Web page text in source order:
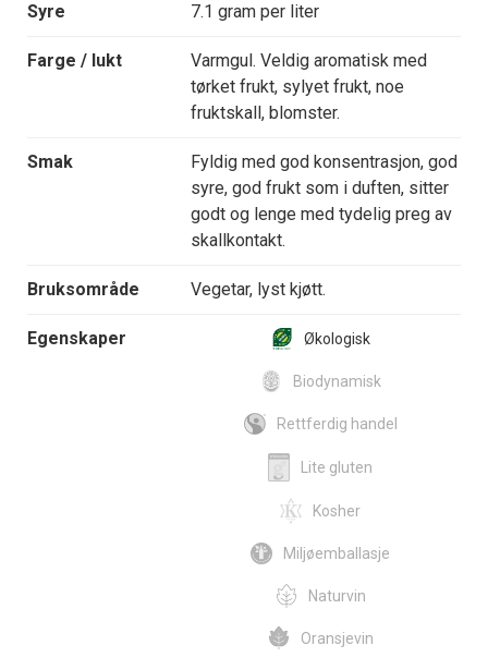
Syre 7.1 gram per liter
Farge / lukt
Varmgul. Veldig aromatisk med
tørket frukt, sylyet frukt, noe
fruktskall, blomster.
Smak
Fyldig med god konsentrasjon, god
syre, god frukt som i duften, sitter
godt og lenge med tydelig preg av
skallkontakt.
Bruksområde Vegetar, lyst kjøtt.
Egenskaper Økologisk
Biodynamisk
Rettferdig handel
Lite gluten
Kosher
Miljøemballasje
Naturvin
Oransjevin